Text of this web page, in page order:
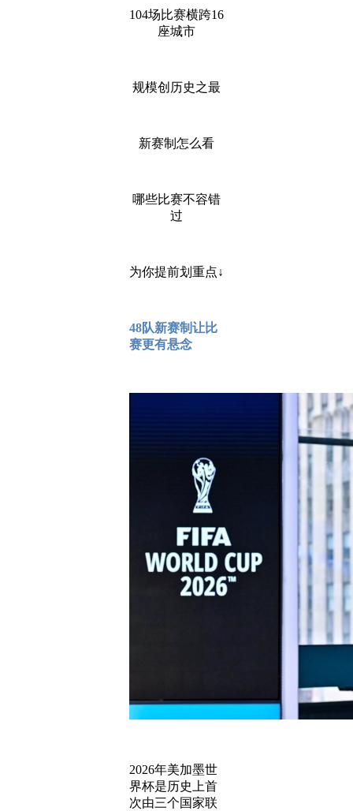
104场比赛横跨16
座城市
规模创历史之最
新赛制怎么看
哪些比赛不容错
过
为你提前划重点↓
48队新赛制让比
赛更有悬念
2026年美加墨世
界杯是历史上首
次由三个国家联